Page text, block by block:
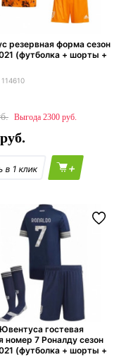
резервная форма сезон
(футболка + шорты +
114610
2300
+
гостевая
номер 7 Роналду сезон
(футболка + шорты +